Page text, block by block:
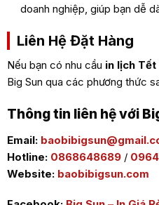
doanh nghiệp, giúp bạn dễ
Liên Hệ Đặt Hàng
Nếu bạn có nhu cầu in lịch Tết
Big Sun qua các phương thức
Thông tin liên hệ với
Email:
Hotline: 0868648689/
Website: baobibigsun.com